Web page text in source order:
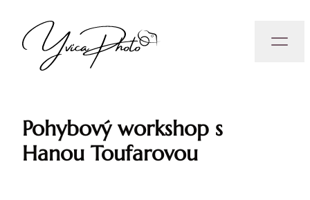
Pohybový workshop s
Hanou Toufarovou